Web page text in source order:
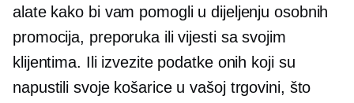
alate kako bi vam pomogli u dijeljenju osobnih
promocija, preporuka ili vijesti sa svojim
klijentima. Ili izvezite podatke onih koji su
napustili svoje košarice u vašoj trgovini, što